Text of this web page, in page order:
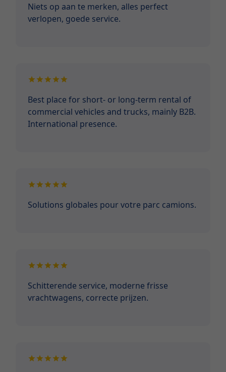
Niets op aan te merken, alles perfect
verlopen, goede service.
Best place for short- or long-term rental of
commercial vehicles and trucks, mainly B2B.
International presence.
Solutions globales pour votre parc camions.
Schitterende service, moderne frisse
vrachtwagens, correcte prijzen.